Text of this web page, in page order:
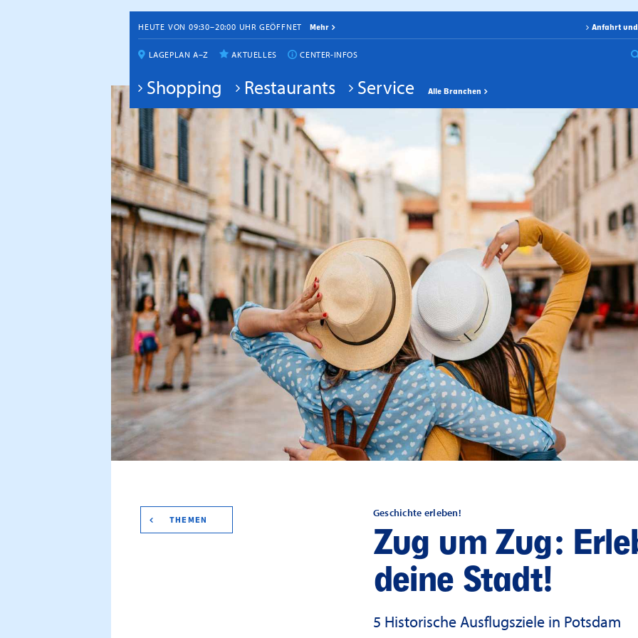
HEUTE VON 09:30–20:00 UHR GEÖFFNET Mehr Anfahrt
LAGEPLAN A–Z AKTUELLES CENTER-INFOS
Shopping Restaurants Service Alle Branchen
THEMEN
Geschichte erleben!
Zug um Zug:
deine Stadt!
5 Historische Ausflugsziele in Potsdam